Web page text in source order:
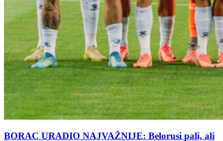
BORAC URADIO NAJVAŽNIJE: Belorusi pali, ali